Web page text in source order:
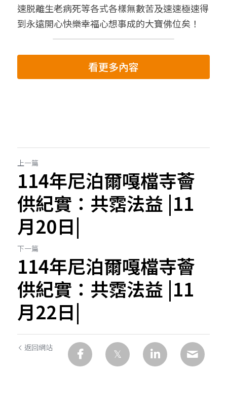
速脱離生老病死等各式各樣無數苦及速速極速得
到永遠開心快樂幸福心想事成的大寶佛位矣！
看更多內容
上一篇
114年尼泊爾嘎檔寺薈
供紀實：共霑法益 |11
月20日|
下一篇
114年尼泊爾嘎檔寺薈
供紀實：共霑法益 |11
月22日|
返回網站